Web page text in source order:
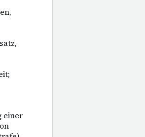
einer